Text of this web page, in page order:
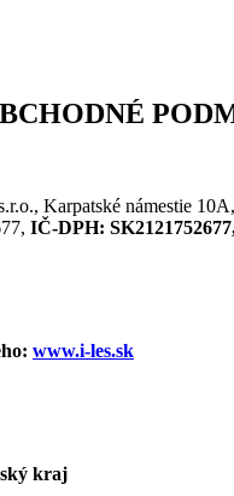
Karpatské námestie
IČ-DPH:
www.i-les.sk
kraj